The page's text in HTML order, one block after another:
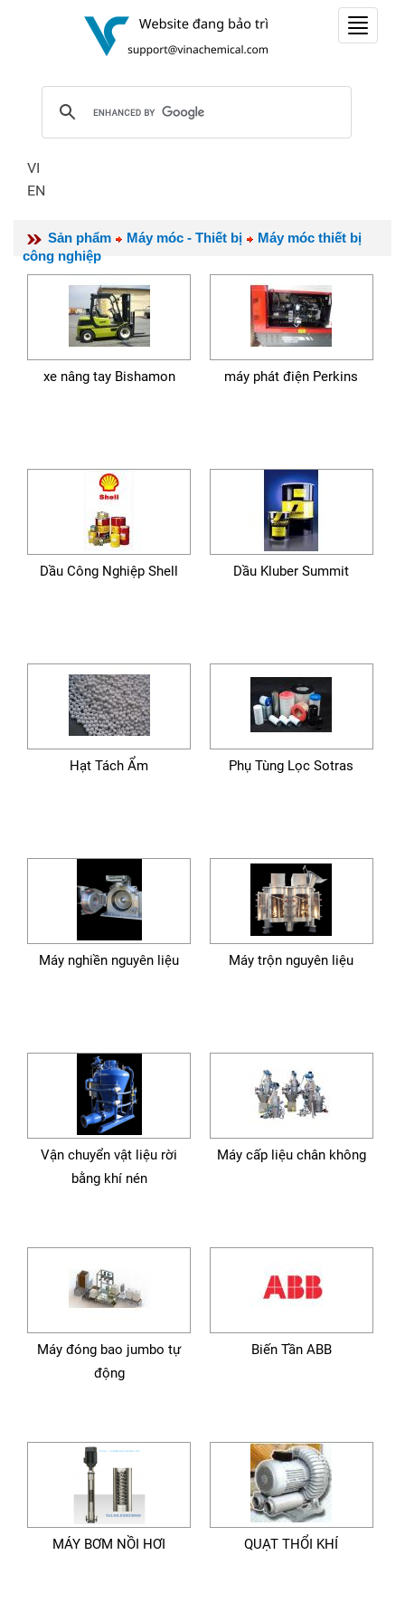
Toggle
VI
EN
Sản phẩm Máy móc - Thiết bị
Máy móc thiết bị
công nghiệp
xe nâng tay Bishamon máy phát điện Perkins
Dầu Công Nghiệp Shell Dầu Kluber Summit
Hạt Tách Ẩm Phụ Tùng Lọc Sotras
Máy nghiền nguyên liệu Máy trộn nguyên liệu
Vận chuyển vật liệu rời
bằng khí nén
Máy cấp liệu chân không
Máy đóng bao jumbo tự
động
Biến Tần ABB
MÁY BƠM NỒI HƠI QUẠT THỔI KHÍ